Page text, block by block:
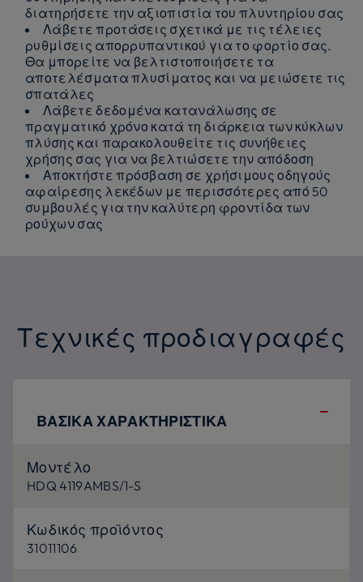
διατηρήσετε την αξιοπιστία του πλυντηρίου σας
Λάβετε προτάσεις σχετικά με τις τέλειες
ρυθμίσεις απορρυπαντικού για το φορτίο σας.
Θα μπορείτε να βελτιστοποιήσετε τα
αποτελέσματα πλυσίματος και να μειώσετε τις
σπατάλες
Λάβετε δεδομένα κατανάλωσης σε
πραγματικό χρόνο κατά τη διάρκεια των κύκλων
πλύσης και παρακολουθείτε τις συνήθειες
χρήσης σας για να βελτιώσετε την απόδοση
Αποκτήστε πρόσβαση σε χρήσιμους οδηγούς
αφαίρεσης λεκέδων με περισσότερες από 50
συμβουλές για την καλύτερη φροντίδα των
ρούχων σας
Τεχνικές προδιαγραφές
ΒΑΣΙΚΑ ΧΑΡΑΚΤΗΡΙΣΤΙΚΑ
Μοντέλο
HDQ 4119AMBS/1-S
Κωδικός προϊόντος
31011106